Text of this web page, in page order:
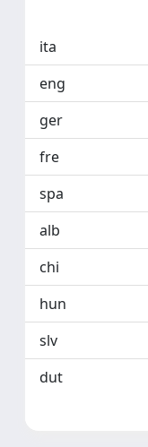
ita
eng
ger
fre
spa
alb
chi
hun
slv
dut